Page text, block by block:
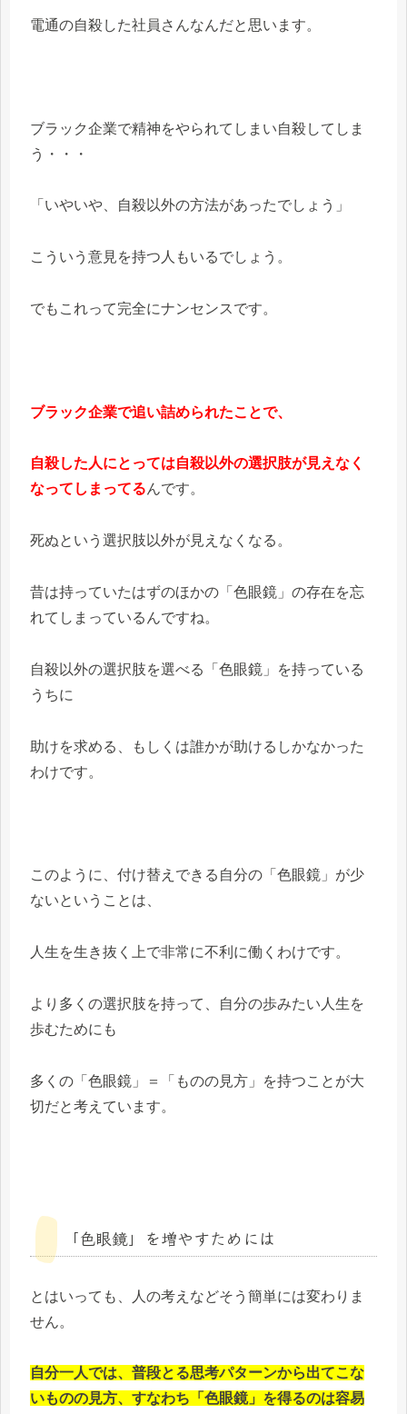
電通の自殺した社員さんなんだと思います。
ブラック企業で精神をやられてしまい自殺してしま
う・・・
「いやいや、自殺以外の方法があったでしょう」
こういう意見を持つ人もいるでしょう。
でもこれって完全にナンセンスです。
ブラック企業で追い詰められたことで、
自殺した人にとっては自殺以外の選択肢が見えなく
なってしまってるんです。
死ぬという選択肢以外が見えなくなる。
昔は持っていたはずのほかの「色眼鏡」の存在を忘
れてしまっているんですね。
自殺以外の選択肢を選べる「色眼鏡」を持っている
うちに
助けを求める、もしくは誰かが助けるしかなかった
わけです。
このように、付け替えできる自分の「色眼鏡」が少
ないということは、
人生を生き抜く上で非常に不利に働くわけです。
より多くの選択肢を持って、自分の歩みたい人生を
歩むためにも
多くの「色眼鏡」＝「ものの見方」を持つことが大
切だと考えています。
「色眼鏡」を増やすためには
とはいっても、人の考えなどそう簡単には変わりま
せん。
自分一人では、普段とる思考パターンから出てこな
いものの見方、すなわち「色眼鏡」を得るのは容易